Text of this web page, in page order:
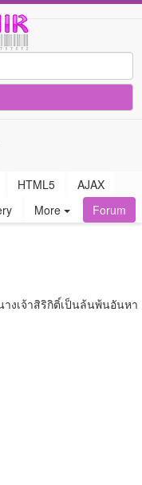
HTML5
AJAX
More Forum
งเจ้าสิริกิติ์เป็นล้นพ้นอันหา